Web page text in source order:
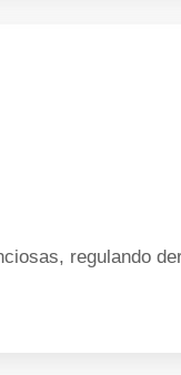
regulando